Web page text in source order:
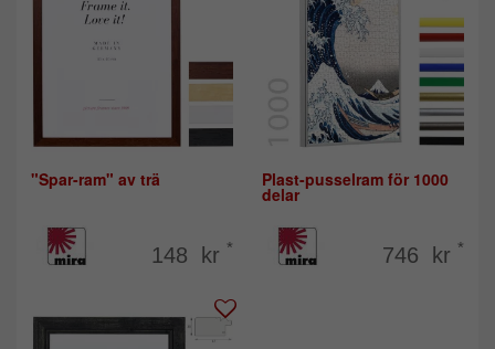
"Spar-ram" av trä
148 kr *
Plast-pusselram för 1000
delar
746 kr *